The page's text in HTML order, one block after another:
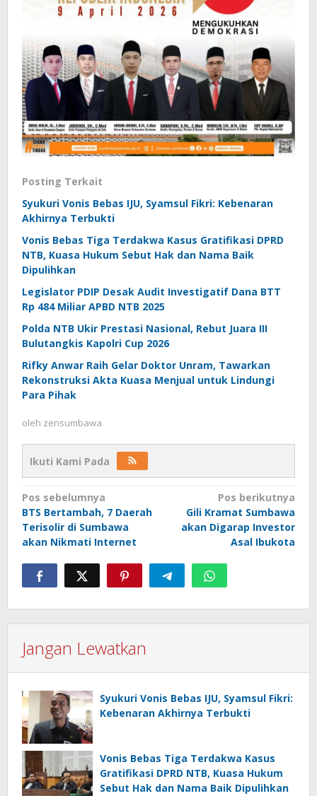
Posting Terkait
Syukuri Vonis Bebas IJU, Syamsul Fikri: Kebenaran
Akhirnya Terbukti
Vonis Bebas Tiga Terdakwa Kasus Gratifikasi DPRD
NTB, Kuasa Hukum Sebut Hak dan Nama Baik
Dipulihkan
Legislator PDIP Desak Audit Investigatif Dana BTT
Rp 484 Miliar APBD NTB 2025
Polda NTB Ukir Prestasi Nasional, Rebut Juara III
Bulutangkis Kapolri Cup 2026
Rifky Anwar Raih Gelar Doktor Unram, Tawarkan
Rekonstruksi Akta Kuasa Menjual untuk Lindungi
Para Pihak
oleh zensumbawa
Ikuti Kami Pada
Navigasi
pos
Pos sebelumnya
BTS Bertambah, 7 Daerah
Terisolir di Sumbawa
akan Nikmati Internet
Pos berikutnya
Gili Kramat Sumbawa
akan Digarap Investor
Asal Ibukota
Jangan Lewatkan
Syukuri Vonis Bebas IJU, Syamsul Fikri:
Kebenaran Akhirnya Terbukti
Vonis Bebas Tiga Terdakwa Kasus
Gratifikasi DPRD NTB, Kuasa Hukum
Sebut Hak dan Nama Baik Dipulihkan